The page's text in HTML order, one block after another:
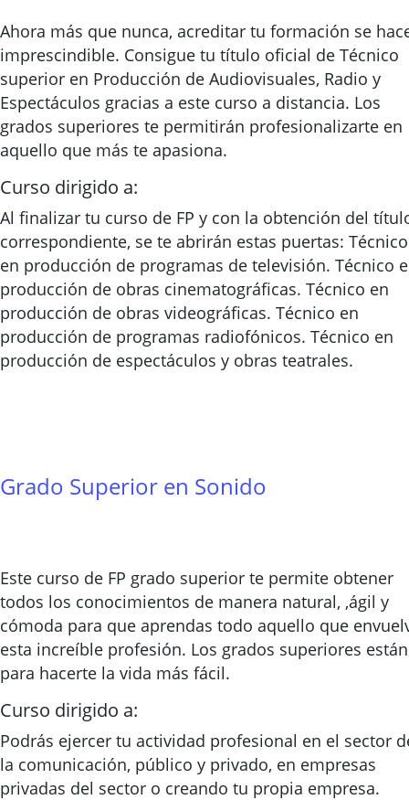
Ahora más que nunca, acreditar tu formación se
imprescindible. Consigue tu título oficial de Técnico
superior en Producción de Audiovisuales, Radio y
Espectáculos gracias a este curso a distancia. Los
grados superiores te permitirán profesionalizarte en
aquello que más te apasiona.
Curso dirigido a:
Al finalizar tu curso de FP y con la obtención del
correspondiente, se te abrirán estas puertas: Técnico
en producción de programas de televisión. Técnico
producción de obras cinematográficas. Técnico en
producción de obras videográficas. Técnico en
producción de programas radiofónicos. Técnico en
producción de espectáculos y obras teatrales.
Grado Superior en Sonido
Este curso de FP grado superior te permite obtener
todos los conocimientos de manera natural, ,ágil y
cómoda para que aprendas todo aquello que
esta increíble profesión. Los grados superiores están
para hacerte la vida más fácil.
Curso dirigido a:
Podrás ejercer tu actividad profesional en el sector
la comunicación, público y privado, en empresas
privadas del sector o creando tu propia empresa.